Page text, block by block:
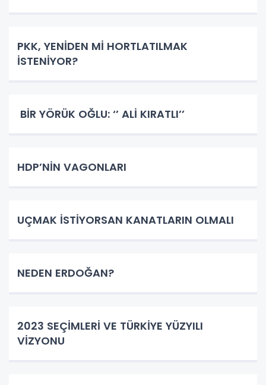
PKK, YENİDEN Mİ HORTLATILMAK
İSTENİYOR?
BİR YÖRÜK OĞLU: ‘’ ALİ KIRATLI’’
HDP’NİN VAGONLARI
UÇMAK İSTİYORSAN KANATLARIN OLMALI
NEDEN ERDOĞAN?
2023 SEÇİMLERİ VE TÜRKİYE YÜZYILI
VİZYONU